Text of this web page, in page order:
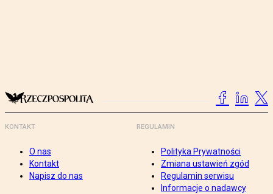
KONTAKT
O nas
Kontakt
Napisz do nas
REGULAMIN
Polityka Prywatności
Zmiana ustawień zgód
Regulamin serwisu
Informacje o nadawcy